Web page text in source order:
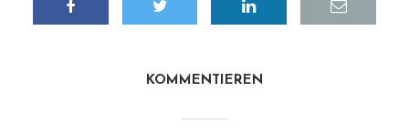
KOMMENTIEREN